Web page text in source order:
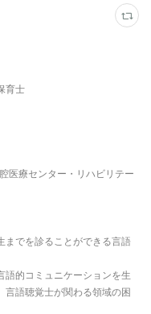
育士
医療センター・リハビリテー
までを診ることができる言語
語的コミュニケーションを生
言語聴覚士が関わる領域の困